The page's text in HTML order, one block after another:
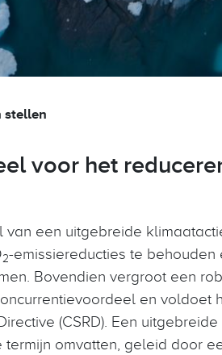
stellen
voor het
een uitgebreide
2-emissiereducties te behouden
Bovendien vergroot een
en voldoet
(CSRD). Een
omvatten, geleid door